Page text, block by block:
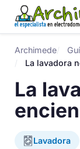
Archimede
La lavadora
La
Lavadora